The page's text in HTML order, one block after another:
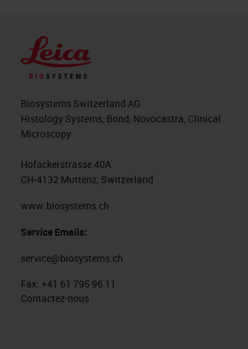
Biosystems Switzerland AG
Histology Systems, Bond, Novocastra, Clinical
Microscopy
Hofackerstrasse 40A
CH-4132 Muttenz, Switzerland
www.biosystems.ch
Service Emails:
service@biosystems.ch
Fax: +41 61 795 96 11
Contactez-nous